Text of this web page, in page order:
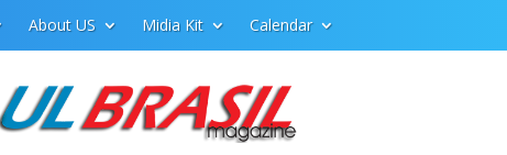
About US Midia Kit Calendar